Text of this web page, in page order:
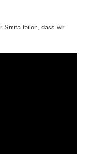
Smita teilen, dass wir